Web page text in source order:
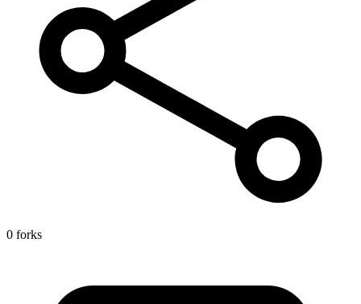
0 forks